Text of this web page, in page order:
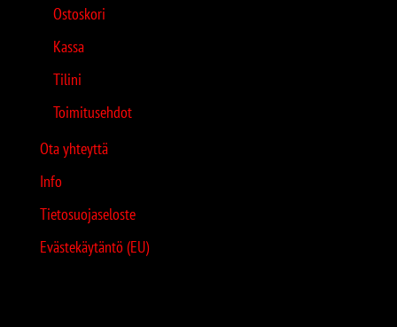
Ostoskori
Kassa
Tilini
Toimitusehdot
Ota yhteyttä
Info
Tietosuojaseloste
Evästekäytäntö (EU)